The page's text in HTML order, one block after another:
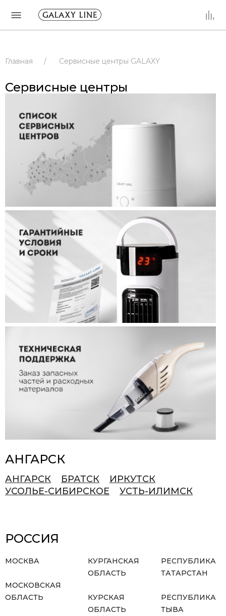
Главная / Сервисные центры GALAXY
Сервисные центры / РОССИЯ
ИРКУТСКАЯ ОБЛАСТЬ
Сервисные центры
АНГАРСК
АНГАРСК БРАТСК
ИРКУТСК
УСОЛЬЕ-СИБИРСКОЕ
УСТЬ-ИЛИМСК
РОССИЯ
МОСКВА
МОСКОВСКАЯ
ОБЛАСТЬ
КУРГАНСКАЯ
ОБЛАСТЬ
КУРСКАЯ
ОБЛАСТЬ
РЕСПУБЛИКА
ТАТАРСТАН
РЕСПУБЛИКА
ТЫВА